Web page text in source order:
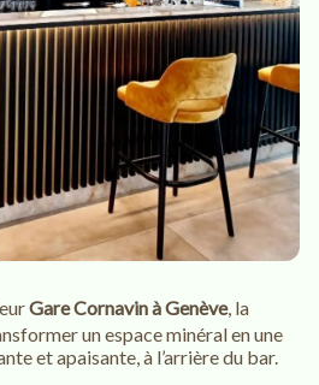
Gare Cornavin à Genève, la
un espace minéral en une
et apaisante, à l’arrière du bar.